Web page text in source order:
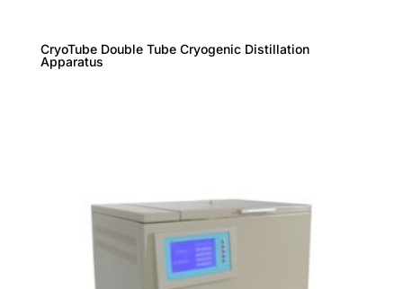
CryoTube Double Tube Cryogenic Distillation
Apparatus